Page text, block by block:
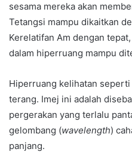
sesama mereka akan
Tetangsi mampu dikaitkan
Kerelatifan Am dengan
dalam hiperruang mampu
Hiperruang kelihatan
terang. Imej ini adalah
pergerakan yang terlalu
gelombang (wavelength)
panjang.